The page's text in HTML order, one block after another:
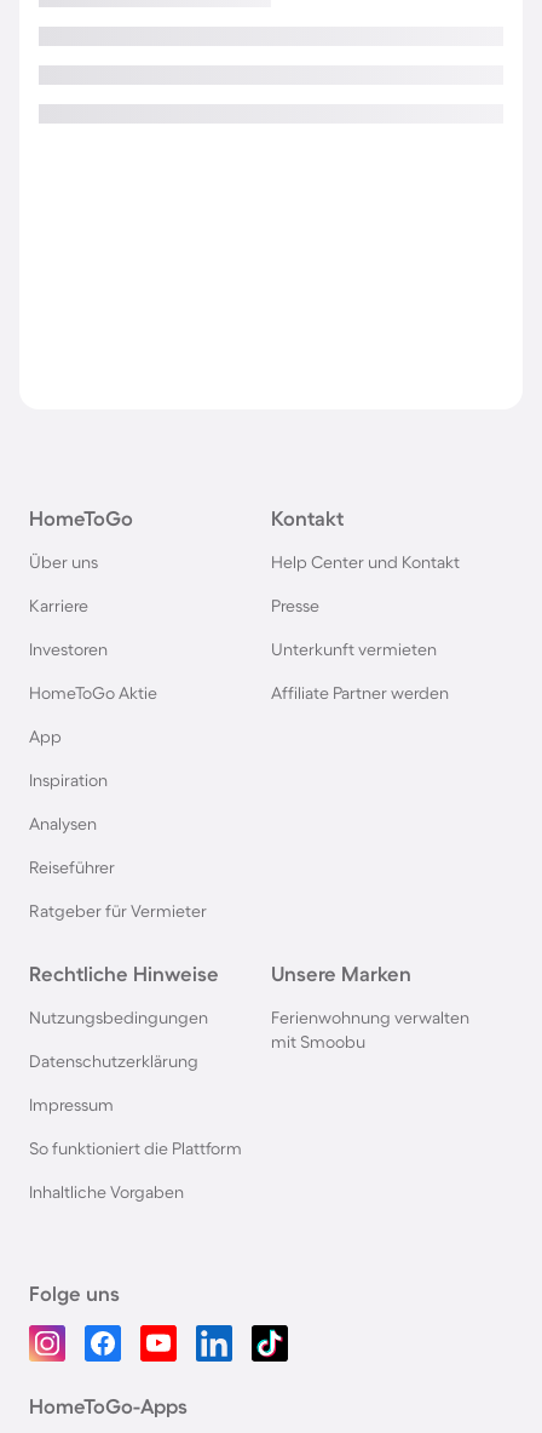
HomeToGo
Über uns
Karriere
Investoren
HomeToGo Aktie
App
Inspiration
Analysen
Reiseführer
Ratgeber für Vermieter
Kontakt
Help Center und Kontakt
Presse
Unterkunft vermieten
Affiliate Partner werden
Rechtliche Hinweise
Nutzungsbedingungen
Datenschutzerklärung
Impressum
So funktioniert die Plattform
Inhaltliche Vorgaben
Unsere Marken
Ferienwohnung verwalten
mit Smoobu
Folge uns
HomeToGo-Apps